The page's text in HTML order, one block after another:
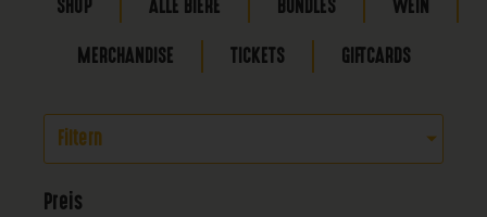
SHOP ALLE BIERE BUNDLES WEIN
MERCHANDISE TICKETS GIFTCARDS
Filtern
Preis